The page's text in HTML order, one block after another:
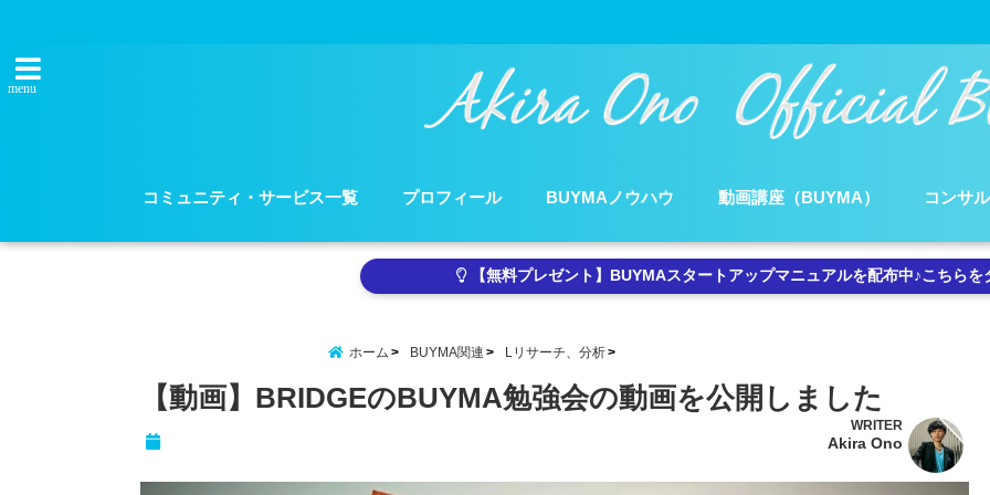
menu
コミュニティ・サービス一覧 プロフィール BUYMAノウハウ 動画講座（BUYMA） コンサ
【無料プレゼント】BUYMAスタートアップマニュアルを配布中♪こちらを
ホーム BUYMA関連 Lリサーチ、分析
【動画】BRIDGEのBUYMA勉強会の動画を公開しました
WRITER
Akira Ono